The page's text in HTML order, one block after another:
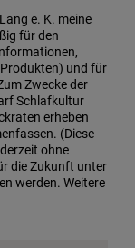
e. K. meine
für den
und für
Zwecke der
Schlafkultur
erheben
(Diese
ohne
die Zukunft unter
werden. Weitere